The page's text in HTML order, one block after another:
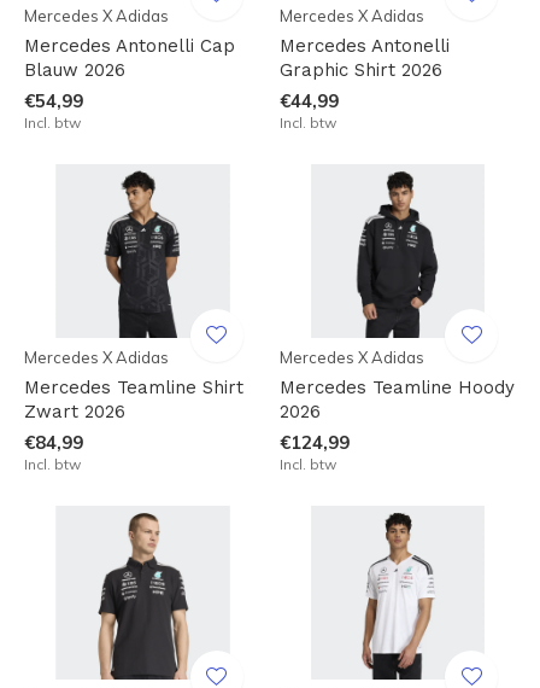
Mercedes X Adidas
Mercedes Antonelli Cap
Blauw 2026
€54,99
Incl. btw
Mercedes X Adidas
Mercedes Antonelli
Graphic Shirt 2026
€44,99
Incl. btw
Mercedes X Adidas
Mercedes Teamline Shirt
Zwart 2026
€84,99
Incl. btw
Mercedes X Adidas
Mercedes Teamline Hoody
2026
€124,99
Incl. btw